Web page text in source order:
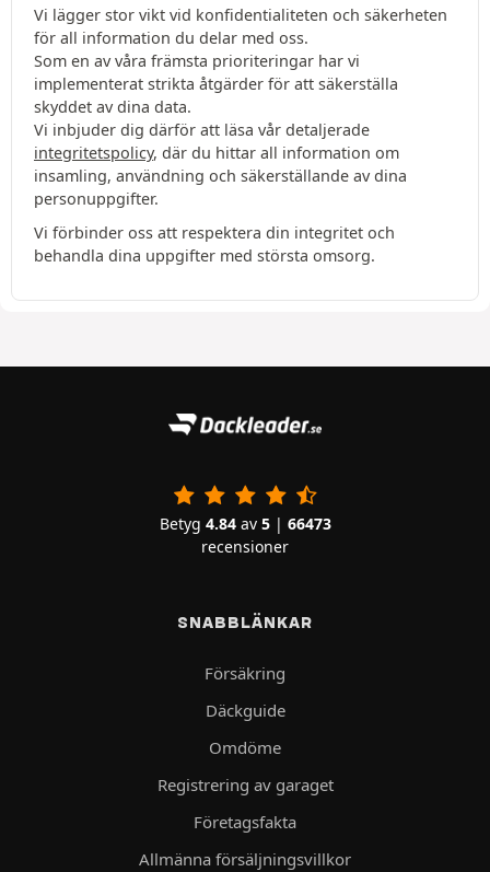
Vi lägger stor vikt vid konfidentialiteten och säkerheten
för all information du delar med oss.
Som en av våra främsta prioriteringar har vi
implementerat strikta åtgärder för att säkerställa
skyddet av dina data.
Vi inbjuder dig därför att läsa vår detaljerade
integritetspolicy, där du hittar all information om
insamling, användning och säkerställande av dina
personuppgifter.
Vi förbinder oss att respektera din integritet och
behandla dina uppgifter med största omsorg.
Betyg 4.84av 5| 66473
recensioner
SNABBLÄNKAR
Försäkring
Däckguide
Omdöme
Registrering av garaget
Företagsfakta
Allmänna försäljningsvillkor